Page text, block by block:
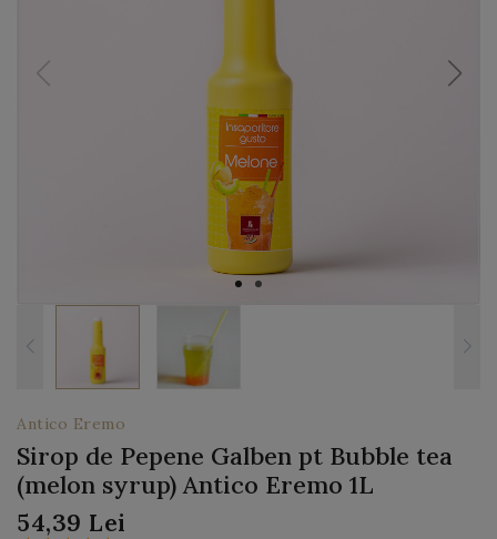
Antico Eremo
Sirop de Pepene Galben pt Bubble tea
(melon syrup) Antico Eremo 1L
54,39 Lei